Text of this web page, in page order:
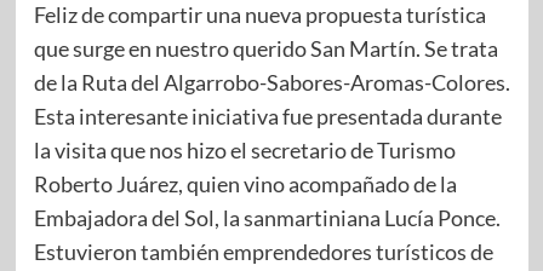
Feliz de compartir una nueva propuesta turística
que surge en nuestro querido San Martín. Se trata
de la Ruta del Algarrobo-Sabores-Aromas-Colores.
Esta interesante iniciativa fue presentada durante
la visita que nos hizo el secretario de Turismo
Roberto Juárez, quien vino acompañado de la
Embajadora del Sol, la sanmartiniana Lucía Ponce.
Estuvieron también emprendedores turísticos de